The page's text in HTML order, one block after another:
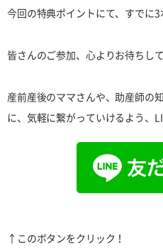
今回の特典ポイントにて、すでに3
皆さんのご参加、心よりお待ちして
産前産後のママさんや、助産師の
に、気軽に繋がっていけるよう、
↑このボタンをクリック！